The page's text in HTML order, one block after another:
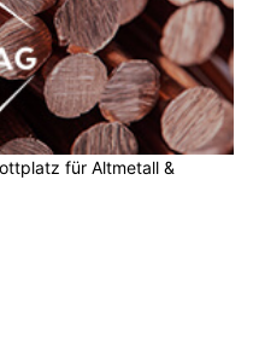
für Altmetall &